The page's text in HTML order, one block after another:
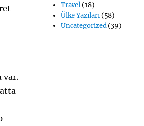
var.
Travel(18)
Ülke Yazıları(58)
Uncategorized(39)